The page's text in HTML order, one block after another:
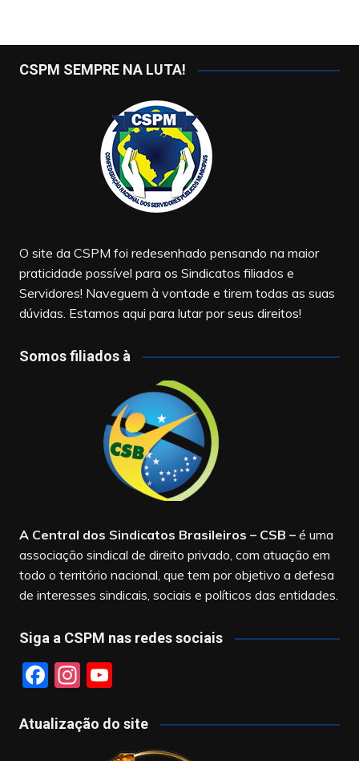
CSPM SEMPRE NA LUTA!
O site da CSPM foi redesenhado pensando na maior
praticidade possível para os Sindicatos filiados e
Servidores! Naveguem à vontade e tirem todas as suas
dúvidas. Estamos aqui para lutar por seus direitos!
Somos filiados à
A Central dos Sindicatos Brasileiros – CSB –é uma
associação sindical de direito privado, com atuação em
todo o território nacional, que tem por objetivo a defesa
de interesses sindicais, sociais e políticos das entidades.
Siga a CSPM nas redes sociais
F
c
In
a
Y
u
T
Atualização do site